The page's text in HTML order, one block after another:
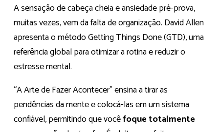
A sensação de cabeça cheia e ansiedade pré-prova,
muitas vezes, vem da falta de organização. David Allen
apresenta o método Getting Things Done (GTD), uma
referência global para otimizar a rotina e reduzir o
estresse mental.
“A Arte de Fazer Acontecer” ensina a tirar as
pendências da mente e colocá-las em um sistema
confiável, permitindo que vocêfoque totalmente